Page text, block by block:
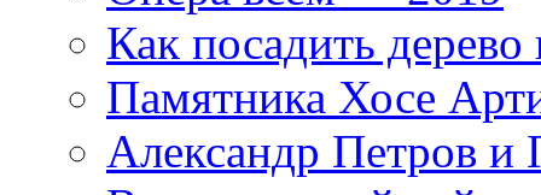
Как посадить дерево
Памятника Хосе
Александр Петров и